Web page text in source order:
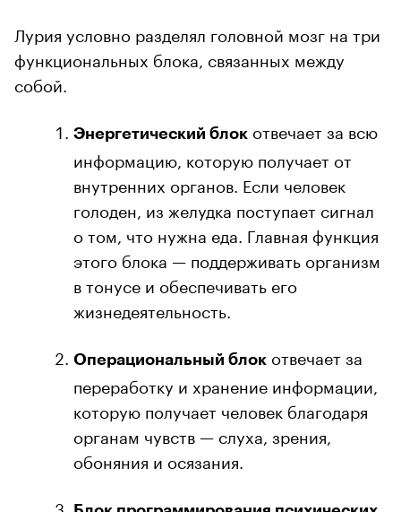
Лурия условно разделял головной мозг на три
функциональных блока, связанных между
собой.
Энергетический блок отвечает за всю
информацию, которую получает от
внутренних органов. Если человек
голоден, из желудка поступает сигнал
о том, что нужна еда. Главная функция
этого блока — поддерживать организм
в тонусе и обеспечивать его
жизнедеятельность.
Операциональный блок отвечает за
переработку и хранение информации,
которую получает человек благодаря
органам чувств — слуха, зрения,
обоняния и осязания.